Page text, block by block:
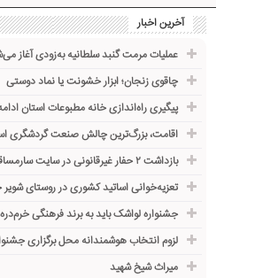
آخرین اخبار
عملیات مرمت گنبد سلطانیه به‌زودی آغاز
چاقوی زنجان؛ ابزار خشونت یا نماد دوستی
پیگیری راه‌اندازی خانه مطبوعات استان
اقامت، بزرگ‌ترین چالش صنعت گردشگری
بازداشت ۲ حفار غیرقانونی در سایت سارمساقلو زنجان
تعزیه‌خوانی اساتید کشوری در روستای شویر
جشنواره لواشک باید به برند فرهنگی
لزوم انتخاب هوشمندانه محل برگزاری
میراث شیخ شهید